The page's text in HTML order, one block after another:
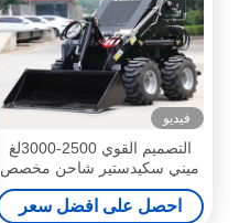
فيديو
التصميم القوي 2500-3000لغ
ميني سكيدستير شاحن مخصص
صنع
احصل على افضل سعر